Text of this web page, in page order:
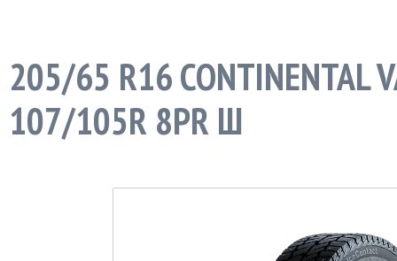
205/65 R16 CONTINENTAL
107/105R 8PR Ш